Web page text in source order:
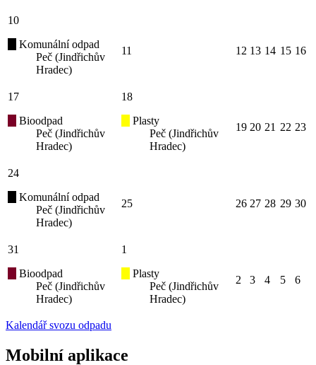
10
Komunální odpad
Peč (Jindřichův
Hradec)
11 12 13 14 15 16
17
Bioodpad
Peč (Jindřichův
Hradec)
18
Plasty
Peč (Jindřichův
Hradec)
19 20 21 22 23
24
Komunální odpad
Peč (Jindřichův
Hradec)
25 26 27 28 29 30
31
Bioodpad
Peč (Jindřichův
Hradec)
1
Plasty
Peč (Jindřichův
Hradec)
2 3 4 5 6
Kalendář svozu odpadu
Mobilní aplikace